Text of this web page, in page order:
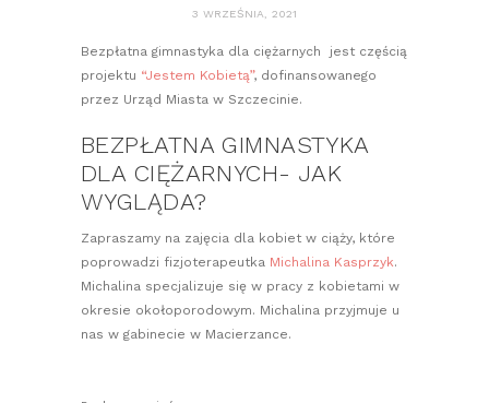
3 WRZEŚNIA, 2021
Bezpłatna gimnastyka dla ciężarnych jest częścią
projektu “Jestem Kobietą”, dofinansowanego
przez Urząd Miasta w Szczecinie.
BEZPŁATNA GIMNASTYKA
DLA CIĘŻARNYCH- JAK
WYGLĄDA?
Zapraszamy na zajęcia dla kobiet w ciąży, które
poprowadzi fizjoterapeutka Michalina Kasprzyk.
Michalina specjalizuje się w pracy z kobietami w
okresie okołoporodowym. Michalina przyjmuje u
nas w gabinecie w Macierzance.